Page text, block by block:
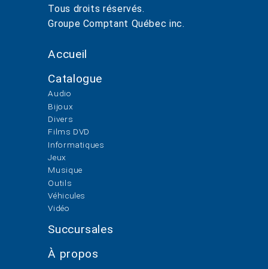
Tous droits réservés.
Groupe Comptant Québec inc.
Accueil
Catalogue
Audio
Bijoux
Divers
Films DVD
Informatiques
Jeux
Musique
Outils
Véhicules
Vidéo
Succursales
À propos